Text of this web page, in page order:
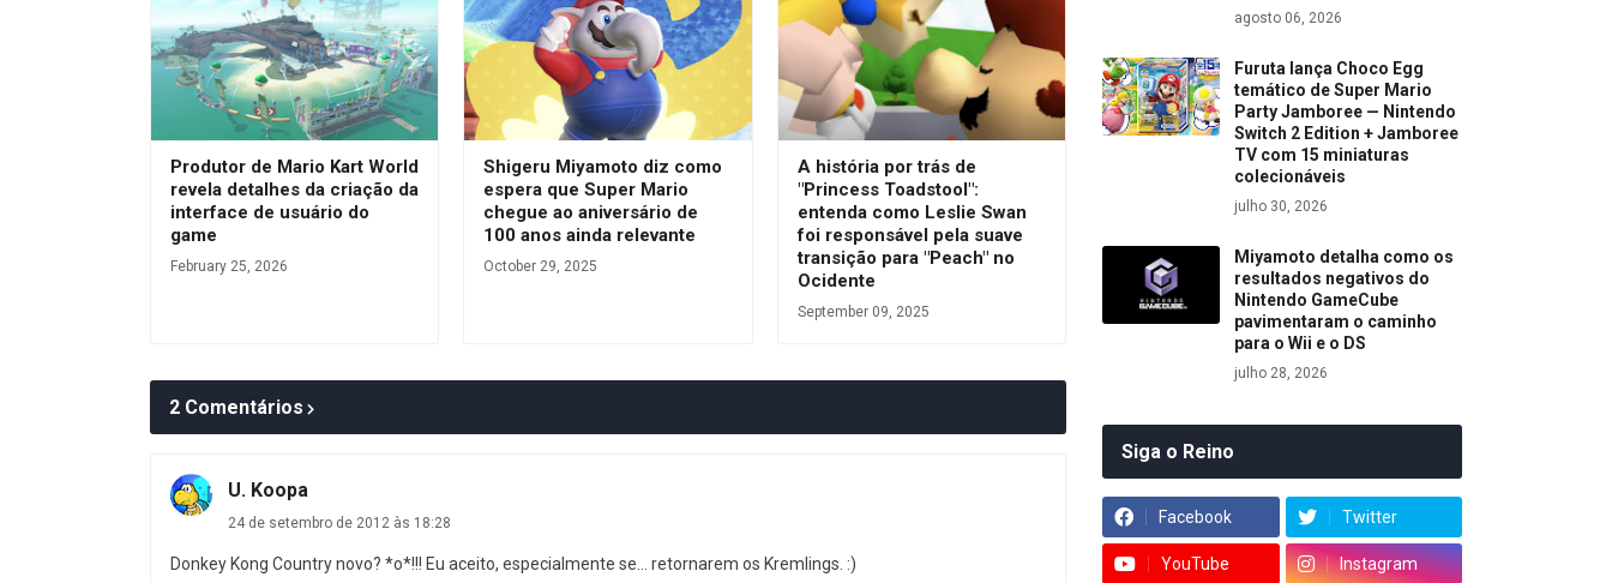
Produtor de Mario Kart World
revela detalhes da criação da
interface de usuário do
game
February 25, 2026
Shigeru Miyamoto diz como
espera que Super Mario
chegue ao aniversário de
100 anos ainda relevante
October 29, 2025
A história por trás de
"Princess Toadstool":
entenda como Leslie Swan
foi responsável pela suave
transição para "Peach" no
Ocidente
September 09, 2025
2 Comentários
U. Koopa
24 de setembro de 2012 às 18:28
Donkey Kong Country novo? *o*!!! Eu aceito, especialmente se... retornarem os Kremlings. :)
agosto 06, 2026
Furuta lança Choco Egg
temático de Super Mario
Party Jamboree — Nintendo
Switch 2 Edition + Jamboree
TV com 15 miniaturas
colecionáveis
julho 30, 2026
Miyamoto detalha como os
resultados negativos do
Nintendo GameCube
pavimentaram o caminho
para o Wii e o DS
julho 28, 2026
Siga o Reino
Facebook Twitter
YouTube Instagram